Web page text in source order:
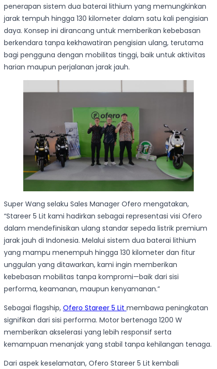
penerapan sistem dua baterai lithium yang memungkinkan
jarak tempuh hingga 130 kilometer dalam satu kali pengisian
daya. Konsep ini dirancang untuk memberikan kebebasan
berkendara tanpa kekhawatiran pengisian ulang, terutama
bagi pengguna dengan mobilitas tinggi, baik untuk aktivitas
harian maupun perjalanan jarak jauh.
Super Wang selaku Sales Manager Ofero mengatakan,
“Stareer 5 Lit kami hadirkan sebagai representasi visi Ofero
dalam mendefinisikan ulang standar sepeda listrik premium
jarak jauh di Indonesia. Melalui sistem dua baterai lithium
yang mampu menempuh hingga 130 kilometer dan fitur
unggulan yang ditawarkan, kami ingin memberikan
kebebasan mobilitas tanpa kompromi—baik dari sisi
performa, keamanan, maupun kenyamanan.”
Sebagai flagship, Ofero Stareer 5 Lit membawa peningkatan
signifikan dari sisi performa. Motor bertenaga 1200 W
memberikan akselerasi yang lebih responsif serta
kemampuan menanjak yang stabil tanpa kehilangan tenaga.
Dari aspek keselamatan, Ofero Stareer 5 Lit kembali